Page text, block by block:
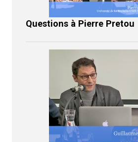
Questions à Pierre Pretou